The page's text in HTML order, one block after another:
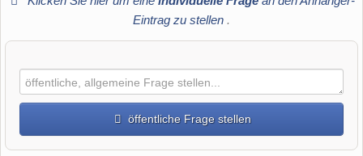
Eintrag zu stellen .
öffentliche Frage stellen